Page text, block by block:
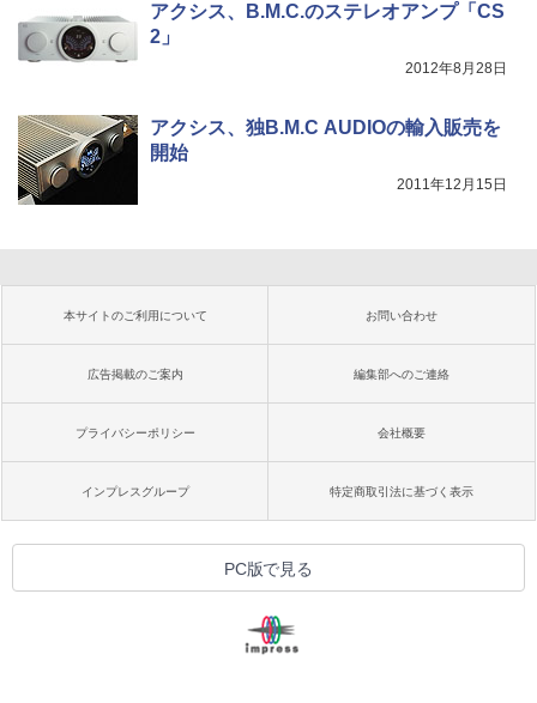
アクシス、B.M.C.のステレオアンプ「CS
2」
2012年8月28日
アクシス、独B.M.C AUDIOの輸入販売を
開始
2011年12月15日
本サイトのご利用について お問い合わせ
広告掲載のご案内 編集部へのご連絡
プライバシーポリシー 会社概要
インプレスグループ 特定商取引法に基づく表示
PC版で見る